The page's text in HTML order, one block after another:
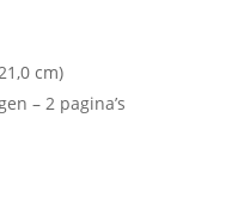
cm)
– 2 pagina’s